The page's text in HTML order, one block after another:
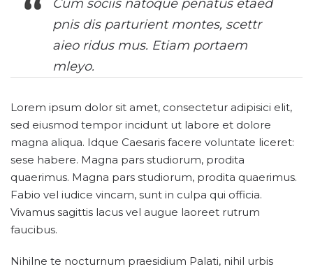
Cum sociis natoque penatus etaed
pnis dis parturient montes, scettr
aieo ridus mus. Etiam portaem
mleyo.
Lorem ipsum dolor sit amet, consectetur adipisici elit,
sed eiusmod tempor incidunt ut labore et dolore
magna aliqua. Idque Caesaris facere voluntate liceret:
sese habere. Magna pars studiorum, prodita
quaerimus. Magna pars studiorum, prodita quaerimus.
Fabio vel iudice vincam, sunt in culpa qui officia.
Vivamus sagittis lacus vel augue laoreet rutrum
faucibus.
Nihilne te nocturnum praesidium Palati, nihil urbis